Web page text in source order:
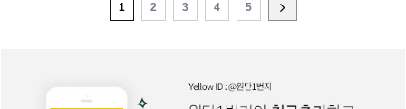
1 2 3 4 5